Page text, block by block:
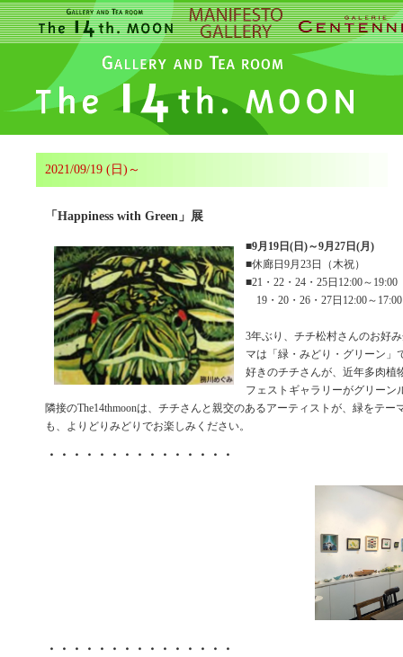
2021/09/19 (日)～
「Happiness with Green」展
■9月19日(日)～9月27日(月)
■休廊日9月23日（木祝）
■21・22・24・25日12:00～19:00
19・20・26・27日12:00～17:00
3年ぶり、チチ松村さんのお好
マは「緑・みどり・グリーン」
好きのチチさんが、近年多肉植
フェストギャラリーがグリーン
隣接のThe14thmoonは、チチさんと親交のあるアーティストが、緑をテー
も、よりどりみどりでお楽しみください。
・・・・・・・・・・・・・・・
・・・・・・・・・・・・・・・